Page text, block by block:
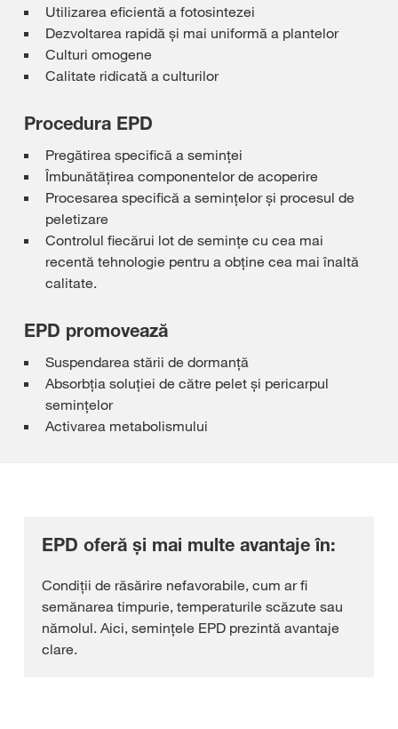
Utilizarea eficientă a fotosintezei
Dezvoltarea rapidă și mai uniformă a plantelor
Culturi omogene
Calitate ridicată a culturilor
Procedura EPD
Pregătirea specifică a seminței
Îmbunătățirea componentelor de acoperire
Procesarea specifică a semințelor și procesul de
peletizare
Controlul fiecărui lot de semințe cu cea mai
recentă tehnologie pentru a obține cea mai înaltă
calitate.
EPD promovează
Suspendarea stării de dormanță
Absorbția soluției de către pelet și pericarpul
semințelor
Activarea metabolismului
EPD oferă și mai multe avantaje în:
Condiții de răsărire nefavorabile, cum ar fi
semănarea timpurie, temperaturile scăzute sau
nămolul. Aici, semințele EPD prezintă avantaje
clare.